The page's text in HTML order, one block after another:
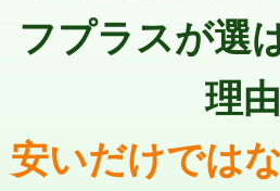
モルタル補修（厚さ10㎝超え）
追加人工
止水・漏水調査・防水処理・清掃・
止水・漏水調査・防水処理・清掃・修
その他部品の脱着
フプラスが選
理由
安いだけでは